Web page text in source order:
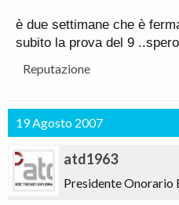
è due settimane che è
subito la prova del 9
Reputazione
19 Agosto 2007
atd1963
Presidente Onorario